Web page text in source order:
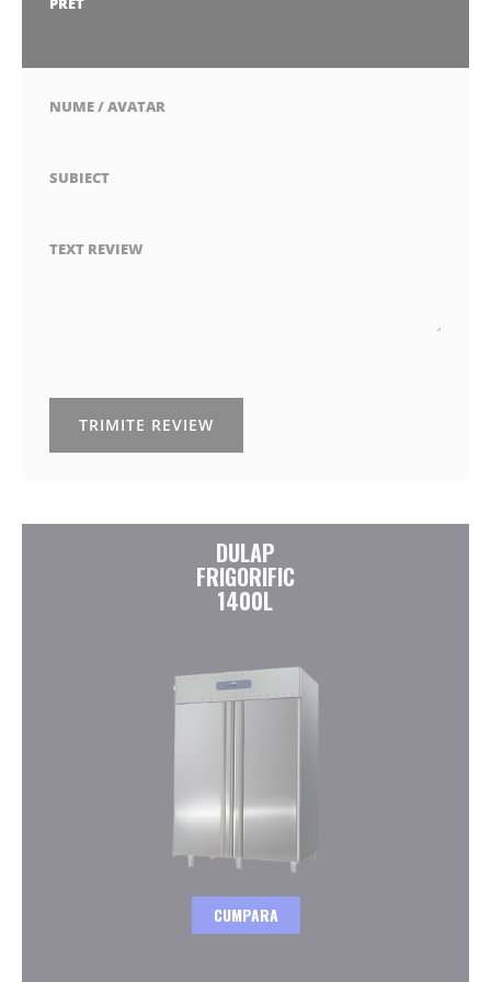
NUME / AVATAR
SUBIECT
TEXT REVIEW
TRIMITE REVIEW
DULAP
FRIGORIFIC
1400L
CUMPARA